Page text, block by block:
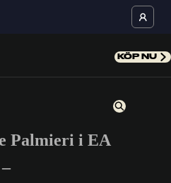
KÖP NU
eller siffror
Palmieri i EA